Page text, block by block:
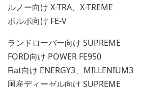
ルノー向け X-TRA、X-TREME
ボルボ向け FE-V
ランドローバー向け SUPREME
FORD向け POWER FE950
Fiat向け ENERGY3、MILLENIUM3
国産ディーゼル向け SUPREME